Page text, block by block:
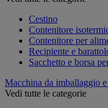
Cestino
Contenitore
Contenitore per
Recipiente e
Sacchetto e borsa
Macchina da imballaggio
Vedi tutte le categorie